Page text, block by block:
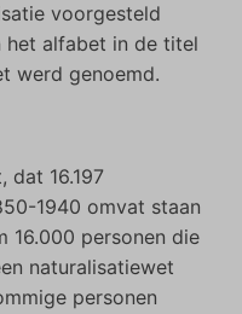
voorgesteld
het alfabet in de titel
werd genoemd.
dat 16.197
1940 omvat staan
16.000 personen die
naturalisatiewet
personen